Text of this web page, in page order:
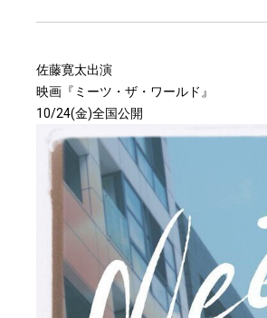
佐藤寛太出演
映画『ミーツ・ザ・ワールド』
10/24(金)全国公開